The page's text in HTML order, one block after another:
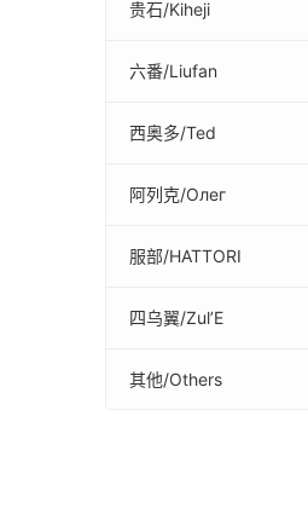
贵石/Kiheji
六番/Liufan
西奥多/Ted
阿列克/Олег
服部/HATTORI
四乌翼/Zul’E
其他/Others